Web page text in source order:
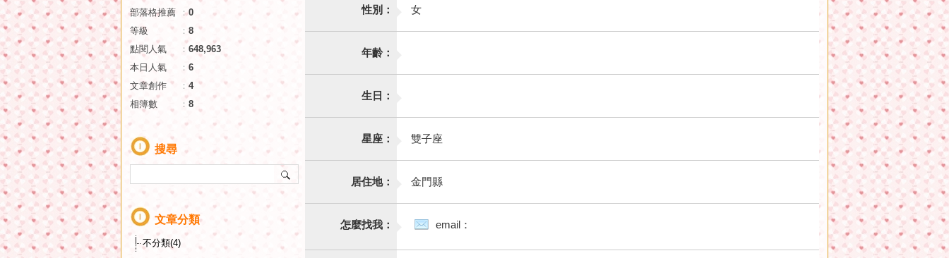
性別： 女
年齡：
生日：
星座： 雙子座
居住地： 金門縣
怎麼找我： email：
部落格推薦 ：0
等級
： 8
點閱人氣
： 648,963
本日人氣
： 6
文章創作
： 4
相簿數
： 8
搜尋
文章分類
不分類(4)